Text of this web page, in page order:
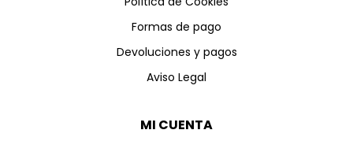
Formas de pago
Devoluciones y pagos
Aviso Legal
MI CUENTA